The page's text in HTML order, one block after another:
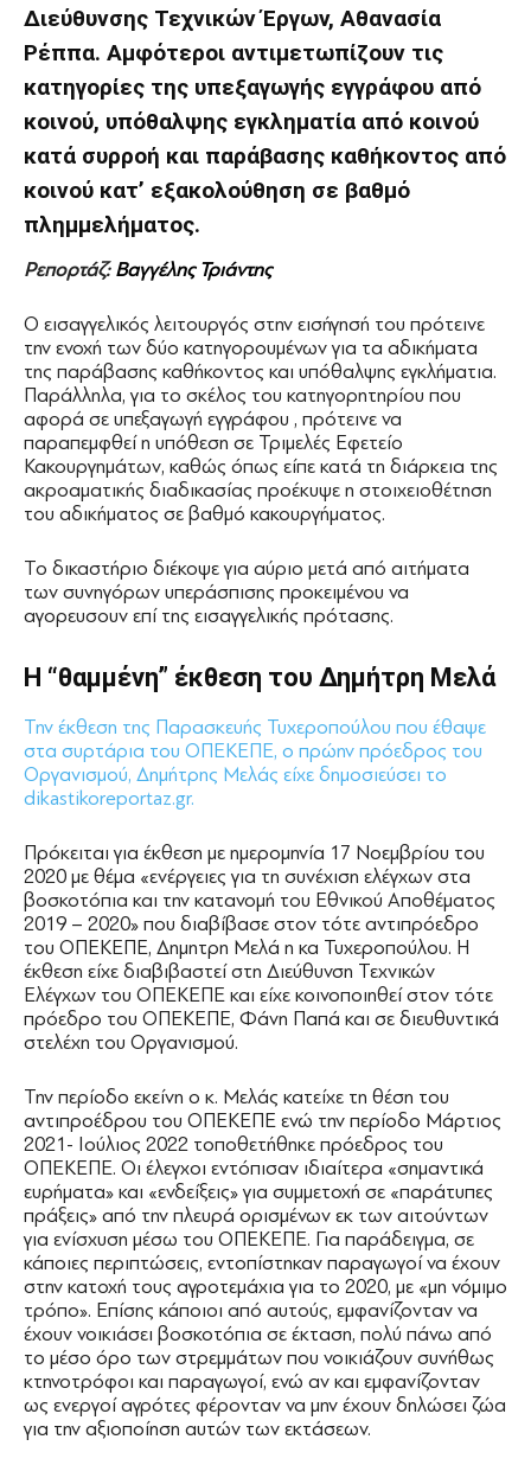
Διεύθυνσης Τεχνικών Έργων, Αθανασία
Ρέππα. Αμφότεροι αντιμετωπίζουν τις
κατηγορίες της υπεξαγωγής εγγράφου από
κοινού, υπόθαλψης εγκληματία από κοινού
κατά συρροή και παράβασης καθήκοντος από
κοινού κατ’ εξακολούθηση σε βαθμό
πλημμελήματος.
Ρεπορτάζ: Βαγγέλης Τριάντης
Ο εισαγγελικός λειτουργός στην εισήγησή του πρότεινε
την ενοχή των δύο κατηγορουμένων για τα αδικήματα
της παράβασης καθήκοντος και υπόθαλψης εγκλήματια.
Παράλληλα, για το σκέλος του κατηγορητηρίου που
αφορά σε υπεξαγωγή εγγράφου , πρότεινε να
παραπεμφθεί η υπόθεση σε Τριμελές Εφετείο
Κακουργημάτων, καθώς όπως είπε κατά τη διάρκεια της
ακροαματικής διαδικασίας προέκυψε η στοιχειοθέτηση
του αδικήματος σε βαθμό κακουργήματος.
Το δικαστήριο διέκοψε για αύριο μετά από αιτήματα
των συνηγόρων υπεράσπισης προκειμένου να
αγορευσουν επί της εισαγγελικής πρότασης.
Η “θαμμένη” έκθεση του Δημήτρη Μελά
Την έκθεση της Παρασκευής Τυχεροπούλου που έθαψε
στα συρτάρια του ΟΠΕΚΕΠΕ, ο πρώην πρόεδρος του
Οργανισμού, Δημήτρης Μελάς είχε δημοσιεύσει το
dikastikoreportaz.gr.
Πρόκειται για έκθεση με ημερομηνία 17 Νοεμβρίου του
2020 με θέμα «ενέργειες για τη συνέχιση ελέγχων στα
βοσκοτόπια και την κατανομή του Εθνικού Αποθέματος
2019 – 2020» που διαβίβασε στον τότε αντιπρόεδρο
του ΟΠΕΚΕΠΕ, Δημητρη Μελά η κα Τυχεροπούλου. Η
έκθεση είχε διαβιβαστεί στη Διεύθυνση Τεχνικών
Ελέγχων του ΟΠΕΚΕΠΕ και είχε κοινοποιηθεί στον τότε
πρόεδρο του ΟΠΕΚΕΠΕ, Φάνη Παπά και σε διευθυντικά
στελέχη του Οργανισμού.
Την περίοδο εκείνη ο κ. Μελάς κατείχε τη θέση του
αντιπροέδρου του ΟΠΕΚΕΠΕ ενώ την περίοδο Μάρτιος
2021- Ιούλιος 2022 τοποθετήθηκε πρόεδρος του
ΟΠΕΚΕΠΕ. Οι έλεγχοι εντόπισαν ιδιαίτερα «σημαντικά
ευρήματα» και «ενδείξεις» για συμμετοχή σε «παράτυπες
πράξεις» από την πλευρά ορισμένων εκ των αιτούντων
για ενίσχυση μέσω του ΟΠΕΚΕΠΕ. Για παράδειγμα, σε
κάποιες περιπτώσεις, εντοπίστηκαν παραγωγοί να έχουν
στην κατοχή τους αγροτεμάχια για το 2020, με «μη νόμιμο
τρόπο». Επίσης κάποιοι από αυτούς, εμφανίζονταν να
έχουν νοικιάσει βοσκοτόπια σε έκταση, πολύ πάνω από
το μέσο όρο των στρεμμάτων που νοικιάζουν συνήθως
κτηνοτρόφοι και παραγωγοί, ενώ αν και εμφανίζονταν
ως ενεργοί αγρότες φέρονταν να μην έχουν δηλώσει ζώα
για την αξιοποίηση αυτών των εκτάσεων.